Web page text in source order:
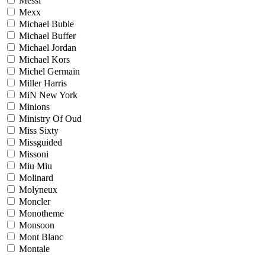
Mexx
Michael Buble
Michael Buffer
Michael Jordan
Michael Kors
Michel Germain
Miller Harris
MiN New York
Minions
Ministry Of Oud
Miss Sixty
Missguided
Missoni
Miu Miu
Molinard
Molyneux
Moncler
Monotheme
Monsoon
Mont Blanc
Montale